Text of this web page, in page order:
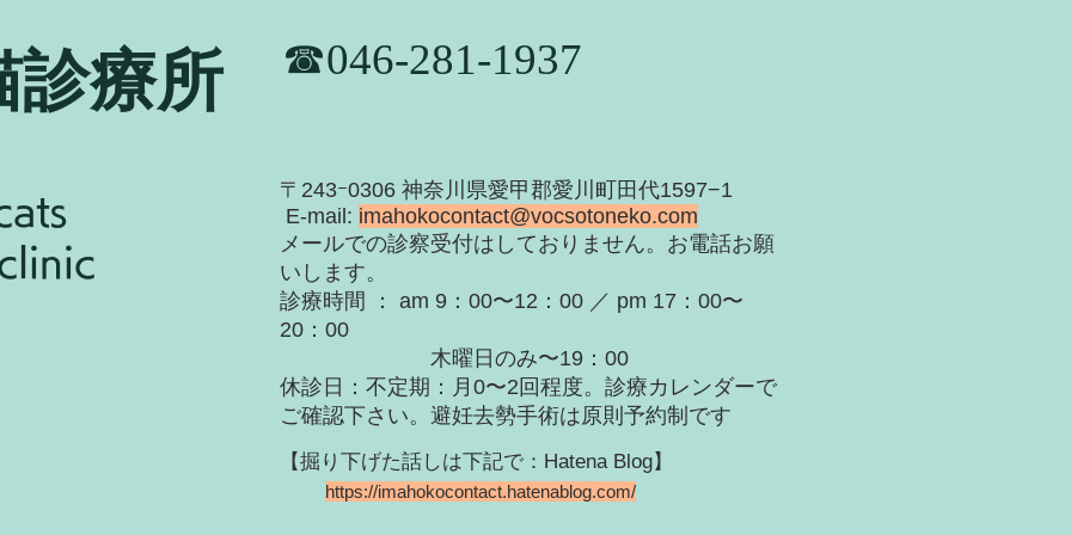
診療所 ​☎046-281-1937
​〒243ｰ0306 神奈川県愛甲郡愛川町田代1597−1
E-mail: imahokocontact@vocsotoneko.com
​メールでの診察受付はしておりません。お電話お願
いします。
診療時間 ： am 9：00〜12：00 ／ pm 17：00〜
20：00
木曜日のみ〜19：00
休診日：不定期：月0〜2回程度。診療カレンダーで
ご確認下さい。 ​避妊去勢手術は原則予約制です
【掘り下げた話しは下記で：Hatena Blog】
https://imahokocontact.hatenablog.com/